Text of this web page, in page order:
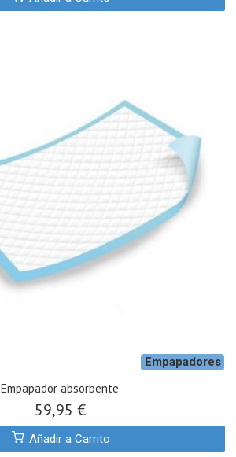
Empapadores
Empapador absorbente
59,95 €
Añadir a Carrito